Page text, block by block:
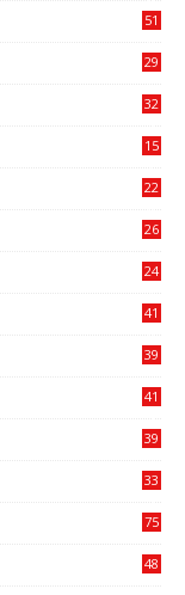
51
29
32
15
22
26
24
41
39
41
39
33
75
48